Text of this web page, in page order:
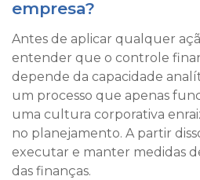
empresa?
Antes de aplicar qualquer
entender que o controle
depende da capacidade
um processo que apenas
uma cultura corporativa
no planejamento. A partir
executar e manter medidas
das finanças.